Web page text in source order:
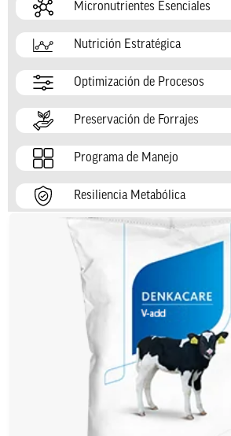
Micronutrientes Esenciales
Nutrición Estratégica
Optimización de Procesos
Preservación de Forrajes
Programa de Manejo
Resiliencia Metabólica